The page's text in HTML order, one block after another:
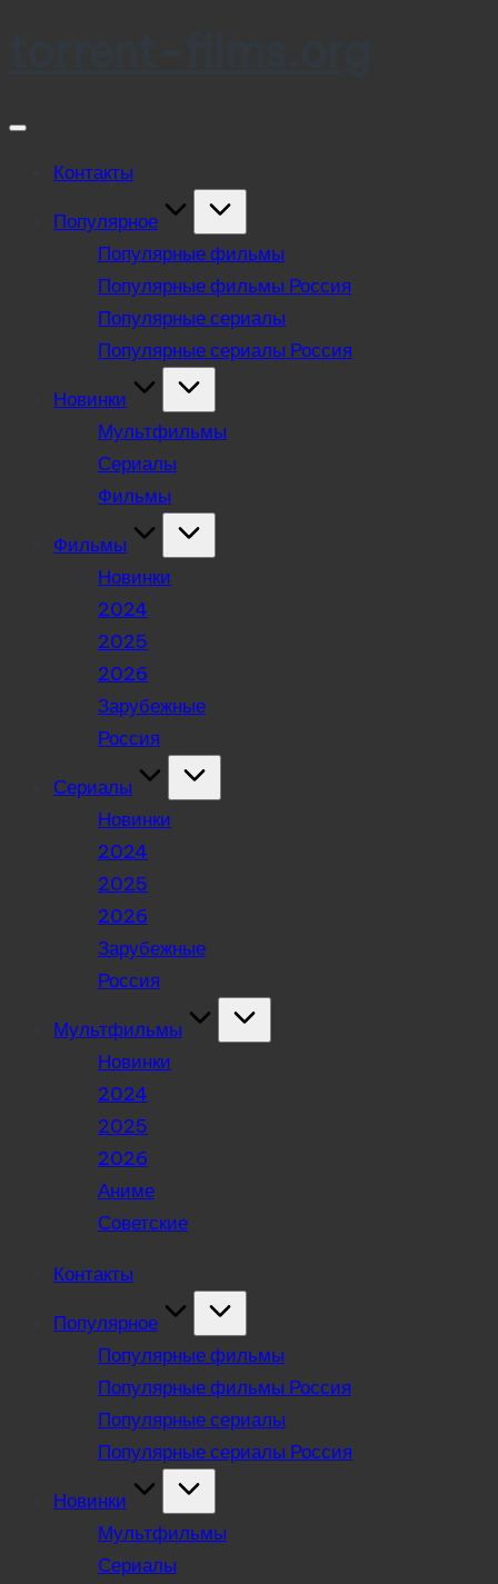
Контакты
Популярное
Популярные фильмы
Популярные фильмы Россия
Популярные сериалы
Популярные сериалы Россия
Новинки
Мультфильмы
Сериалы
Фильмы
Фильмы
Новинки
2024
2025
2026
Зарубежные
Россия
Сериалы
Новинки
2024
2025
2026
Зарубежные
Россия
Мультфильмы
Новинки
2024
2025
2026
Аниме
Советские
Контакты
Популярное
Популярные фильмы
Популярные фильмы Россия
Популярные сериалы
Популярные сериалы Россия
Новинки
Мультфильмы
Сериалы